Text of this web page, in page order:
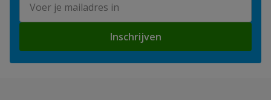
Inschrijven